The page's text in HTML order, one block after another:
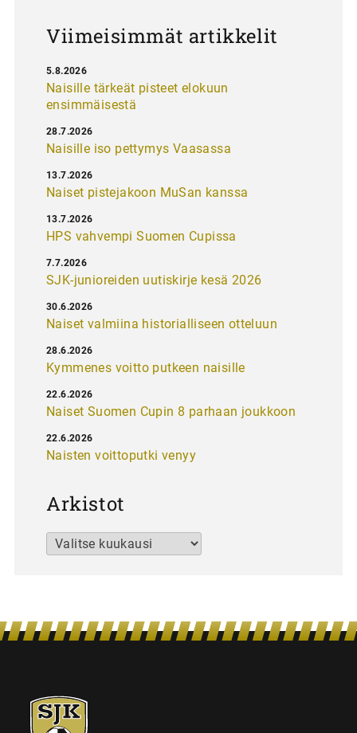
Viimeisimmät artikkelit
Naisille tärkeät pisteet elokuun
ensimmäisestä
5.8.2026
Naisille iso pettymys Vaasassa
28.7.2026
Naiset pistejakoon MuSan kanssa
13.7.2026
HPS vahvempi Suomen Cupissa
13.7.2026
SJK-junioreiden uutiskirje kesä 2026
7.7.2026
Naiset valmiina historialliseen otteluun
30.6.2026
Kymmenes voitto putkeen naisille
28.6.2026
Naiset Suomen Cupin 8 parhaan joukkoon
22.6.2026
Naisten voittoputki venyy
22.6.2026
Arkistot
Arkistot
SJK-
juniorit